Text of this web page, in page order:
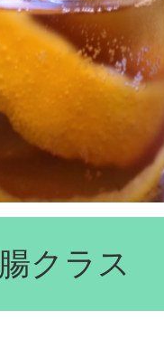
クラス